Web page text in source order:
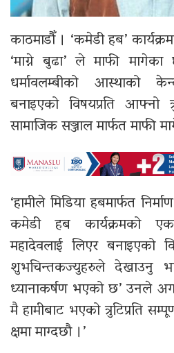
काठमाडौँ । ‘कमेडी हब’
‘माग्ने बुढा’ ले माफी
धर्मावलम्बीको आस्थाको
बनाइएको विषयप्रति
सामाजिक सञ्जाल मार्फत माफी
‘हामीले मिडिया हबमार्फत
कमेडी हब कार्यक्रमको एक
महादेवलाई लिएर बनाइएको
शुभचिन्तकज्युहरुले देखाउनु भएको
ध्यानाकर्षण भएको छ’ उनले
मै हामीबाट भएको त्रुटिप्रति
क्षमा माग्दछौ ।’